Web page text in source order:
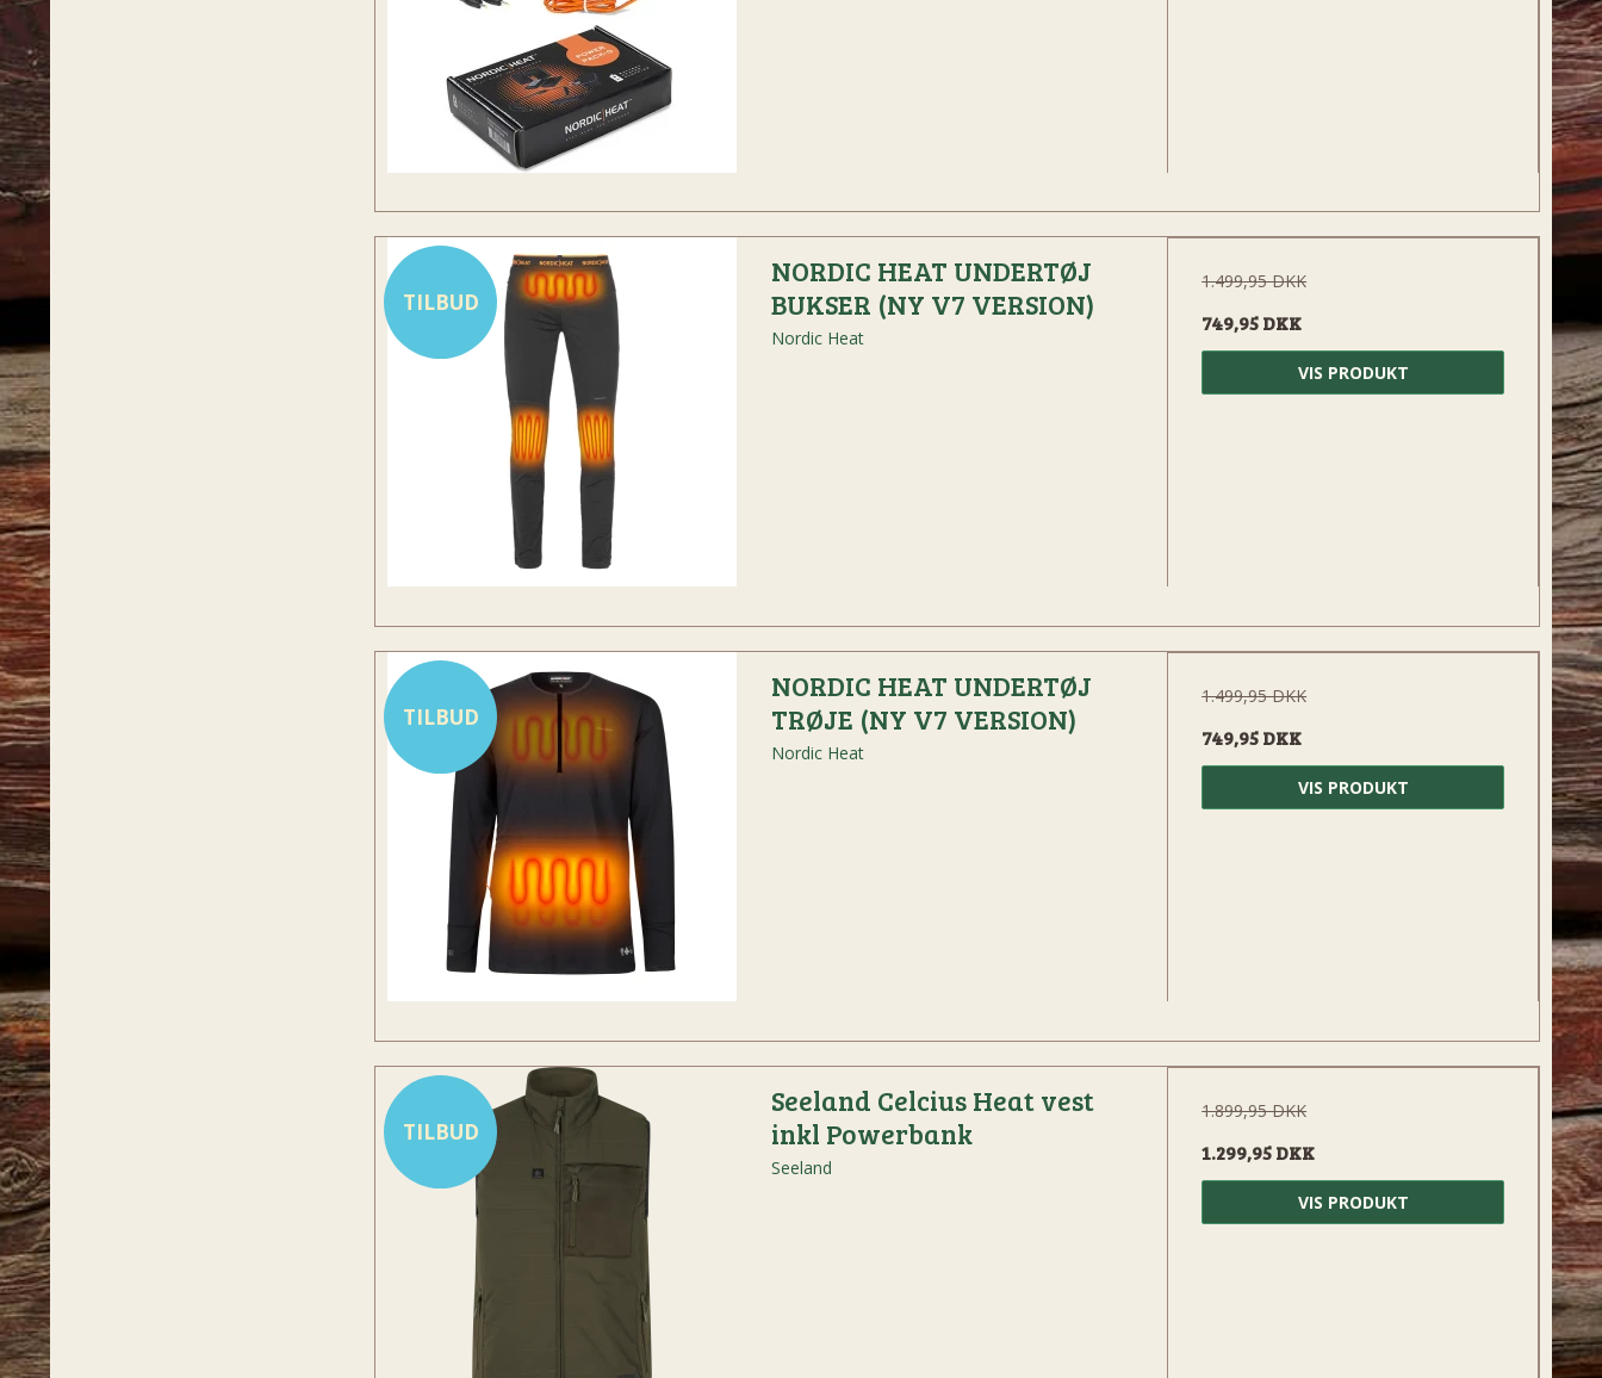
TILBUD
NORDIC HEAT UNDERTØJ
BUKSER (NY V7 VERSION)
Nordic Heat
1.499,95 DKK
749,95 DKK
VIS PRODUKT
TILBUD
NORDIC HEAT UNDERTØJ
TRØJE (NY V7 VERSION)
Nordic Heat
1.499,95 DKK
749,95 DKK
VIS PRODUKT
TILBUD
Seeland Celcius Heat vest
inkl Powerbank
Seeland
1.899,95 DKK
1.299,95 DKK
VIS PRODUKT